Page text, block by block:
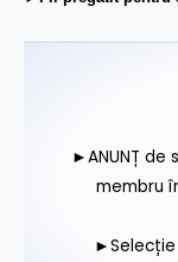
►ANUNȚ de
membru
►Selecție